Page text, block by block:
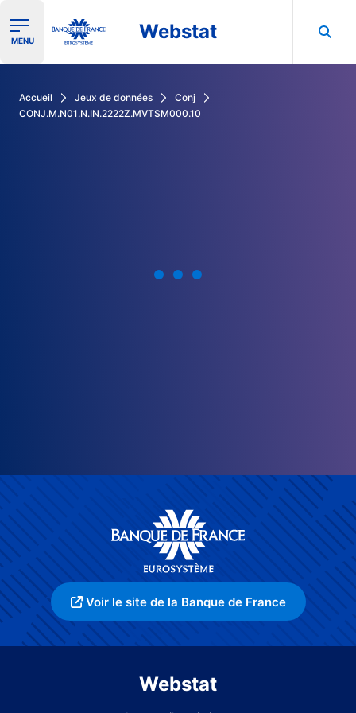
Ouvrir le menu de navigation
MENU Webstat
Accueil Jeux de données
Conj
CONJ.M.N01.N.IN.2222Z.MVTSM000.10
Voir le site de la Banque de France
Webstat